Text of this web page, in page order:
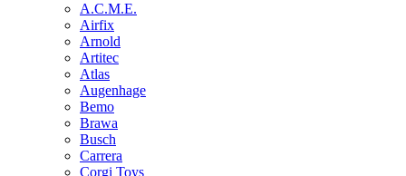
A.C.M.E.
Airfix
Arnold
Artitec
Atlas
Augenhage
Bemo
Brawa
Busch
Carrera
Corgi Toys